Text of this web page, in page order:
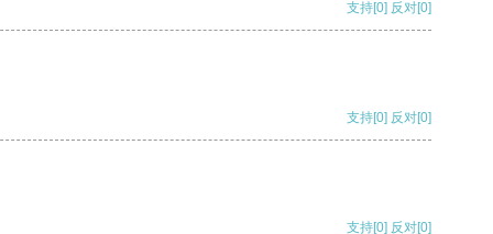
支持[0] 反对[0]
支持[0] 反对[0]
支持[0] 反对[0]